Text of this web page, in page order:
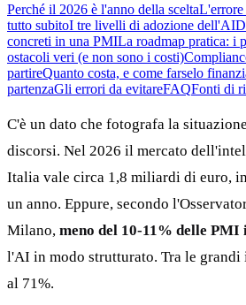
Perché il 2026 è l'anno della sceltaL'errore
tutto subitoI tre livelli di adozione dell'AI
concreti in una PMILa roadmap pratica: i
ostacoli veri (e non sono i costi)
partireQuanto costa, e come farselo
partenzaGli errori da evitareFAQFonti di
C'è un dato che fotografa la
discorsi. Nel 2026 il mercato
Italia vale circa 1,8 miliardi di euro,
un anno. Eppure, secondo
Milano, meno del 10-11% delle PMI
l'AI in modo strutturato. Tra le grandi
al 71%.